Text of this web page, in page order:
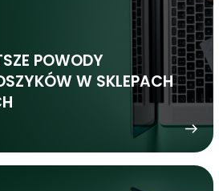
POWODY
W SKLEPACH